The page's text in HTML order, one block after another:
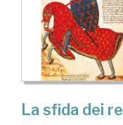
La sfida dei re